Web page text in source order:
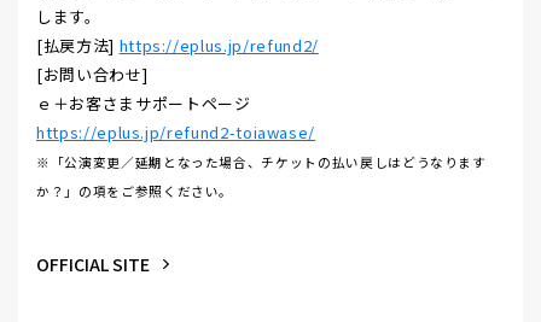
します。
[払戻方法] https://eplus.jp/refund2/
[お問い合わせ]
ｅ＋お客さまサポートページ
https://eplus.jp/refund2-toiawase/
※「公演変更／延期となった場合、チケットの払い戻しはどうなります
か？」の項をご参照ください。
OFFICIAL SITE